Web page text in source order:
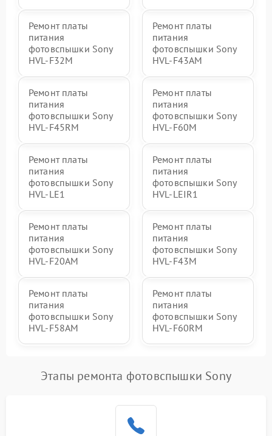
Ремонт платы
питания
фотовспышки Sony
HVL-F32M
Ремонт платы
питания
фотовспышки Sony
HVL-F43AM
Ремонт платы
питания
фотовспышки Sony
HVL-F45RM
Ремонт платы
питания
фотовспышки Sony
HVL-F60M
Ремонт платы
питания
фотовспышки Sony
HVL-LE1
Ремонт платы
питания
фотовспышки Sony
HVL-LEIR1
Ремонт платы
питания
фотовспышки Sony
HVL-F20AM
Ремонт платы
питания
фотовспышки Sony
HVL-F43M
Ремонт платы
питания
фотовспышки Sony
HVL-F58AM
Ремонт платы
питания
фотовспышки Sony
HVL-F60RM
Этапы ремонта фотовспышки Sony